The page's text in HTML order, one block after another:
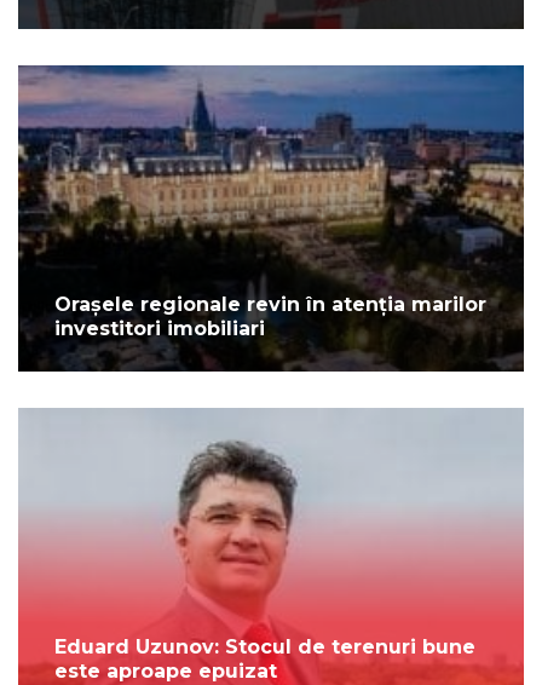
Orașele regionale revin în atenția marilor
investitori imobiliari
Eduard Uzunov: Stocul de terenuri bune
este aproape epuizat